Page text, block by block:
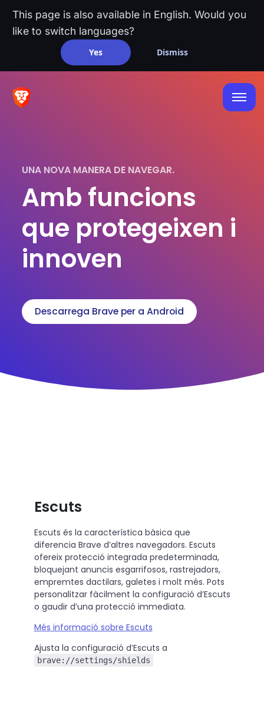
This page is also available in English. Would you
like to switch languages?
Yes Dismiss
UNA NOVA MANERA DE NAVEGAR.
Amb funcions
que protegeixen i
innoven
Descarrega Brave per a Android
Escuts
Escuts és la característica bàsica que
diferencia Brave d’altres navegadors. Escuts
ofereix protecció integrada predeterminada,
bloquejant anuncis esgarrifosos, rastrejadors,
empremtes dactilars, galetes i molt més. Pots
personalitzar fàcilment la configuració d’Escuts
o gaudir d’una protecció immediata.
Més informació sobre Escuts
Ajusta la configuració d’Escuts a
brave://settings/shields